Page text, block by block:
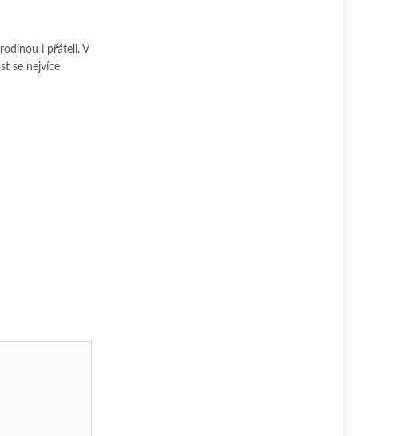
i přáteli. V
se nejvíce